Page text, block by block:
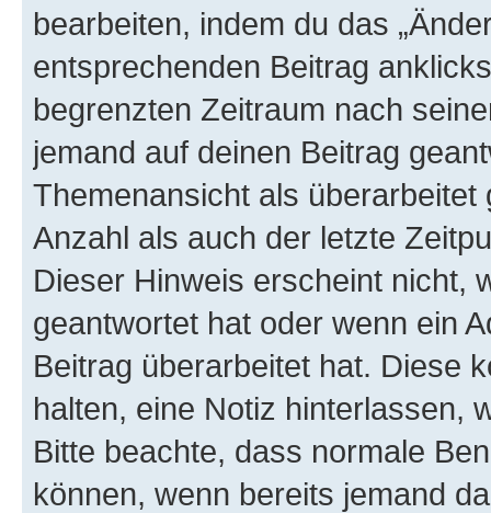
bearbeiten, indem du das
entsprechenden Beitrag
begrenzten Zeitraum nach
jemand auf deinen Beitrag
Themenansicht als
Anzahl als auch der letzte
Dieser Hinweis erscheint nicht,
geantwortet hat oder wenn ein
Beitrag überarbeitet hat. Diese
halten, eine Notiz hinterlassen,
Bitte beachte, dass normale
können, wenn bereits jemand